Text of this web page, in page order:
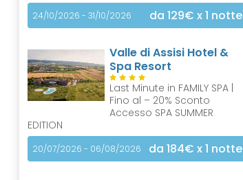
24/10/2026 - 31/10/2026 da 129€ x 1 notte
Valle di Assisi Hotel &
Spa Resort
Last Minute in FAMILY SPA |
Fino al – 20% Sconto
Accesso SPA SUMMER
EDITION
20/07/2026 - 06/08/2026 da 184€ x 1 notte